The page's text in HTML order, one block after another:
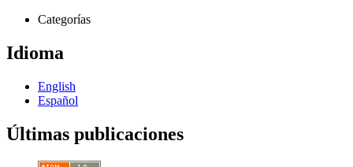
Categorías
Idioma
English
Español
Últimas publicaciones